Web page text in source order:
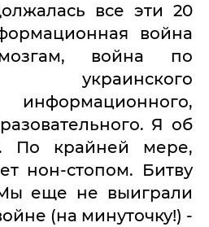
все эти 20
война
война по
украинского
информационного,
Я об
По крайней мере,
нон-стопом. Битву
еще не выиграли
(на минуточку!) -